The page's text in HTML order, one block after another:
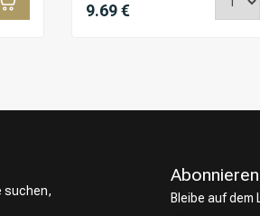
9.69 €
suchen,
Bleibe auf